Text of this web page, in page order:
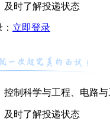
及时了解投递状态
立即登录
控制科学与工程、电路
及时了解投递状态